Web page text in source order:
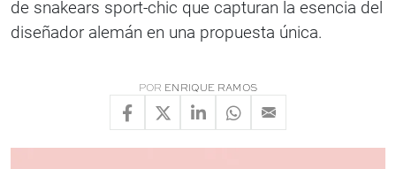
de snakears sport-chic que capturan la esencia del
diseñador alemán en una propuesta única.
POR ENRIQUE RAMOS